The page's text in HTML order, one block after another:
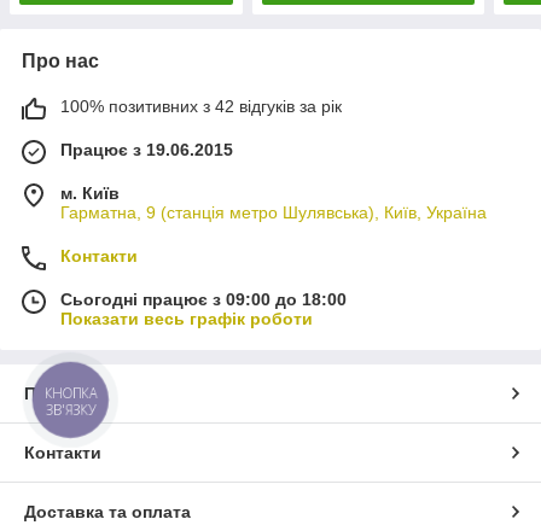
Про нас
100% позитивних з 42 відгуків за рік
Працює з 19.06.2015
м. Київ
Гарматна, 9 (станція метро Шулявська), Київ, Україна
Контакти
Сьогодні працює з 09:00 до 18:00
Показати весь графік роботи
Про нас
Контакти
Доставка та оплата
КНОПКА
ЗВ'ЯЗКУ